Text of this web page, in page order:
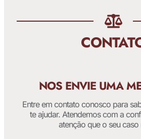
NOS ENVIE UMA
Entre em contato conosco para
te ajudar. Atendemos com a
atenção que o seu caso